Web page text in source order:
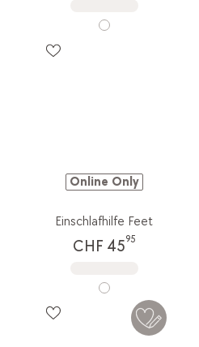
Online Only
Einschlafhilfe Feet
CHF 4595